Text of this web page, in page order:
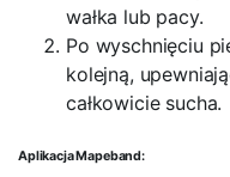
wałka lub pacy.
Po wyschnięciu
kolejną,
całkowicie sucha.
Aplikacja Mapeband: